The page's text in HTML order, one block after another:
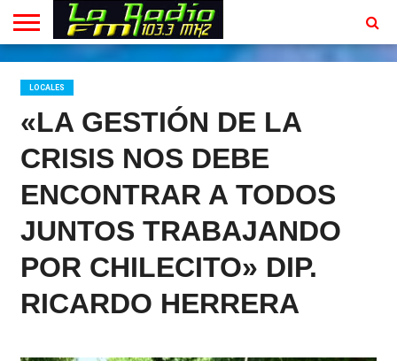
INICIO
EN
VIVO
PROGRAMACION
CONTACTO
LOCALES
«LA GESTIÓN DE LA
CRISIS NOS DEBE
ENCONTRAR A TODOS
JUNTOS TRABAJANDO
POR CHILECITO» DIP.
RICARDO HERRERA